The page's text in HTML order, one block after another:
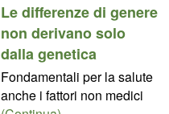
Le differenze di genere
non derivano solo
dalla genetica
Fondamentali per la salute
anche i fattori non medici